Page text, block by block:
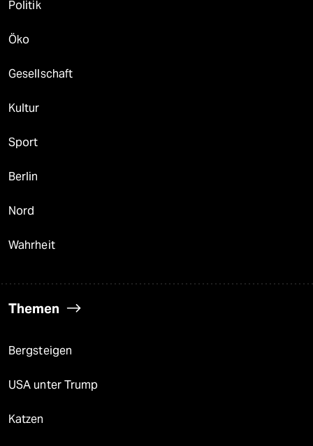
Politik
Öko
Gesellschaft
Kultur
Sport
Berlin
Nord
Wahrheit
Themen
Bergsteigen
USA unter Trump
Katzen